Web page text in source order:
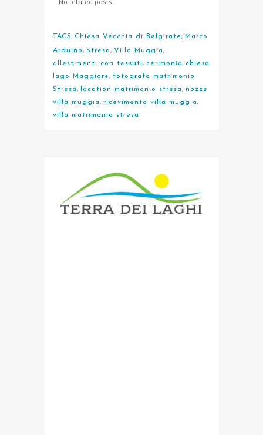
TAGS: Chiesa Vecchia di Belgirate, Marco
Arduino, Stresa, Villa Muggia,
allestimenti con tessuti, cerimonia chiesa
lago Maggiore, fotografo matrimonio
Stresa, location matrimonio stresa, nozze
villa muggia, ricevimento villa muggia,
villa matrimonio stresa